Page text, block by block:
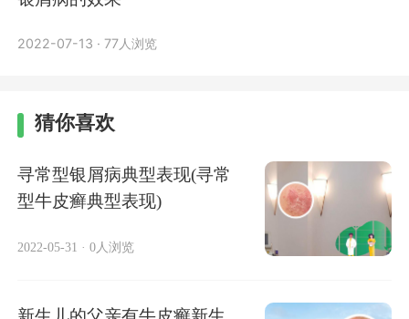
2022-07-13 · 77人浏览
猜你喜欢
寻常型银屑病典型表现(寻常
型牛皮癣典型表现)
2022-05-31 · 0人浏览